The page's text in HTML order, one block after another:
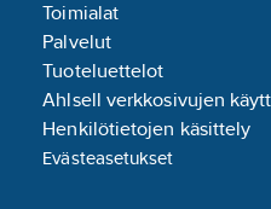
Toimialat
Palvelut
Tuoteluettelot
Ahlsell verkkosivujen
Henkilötietojen käsittely
Evästeasetukset